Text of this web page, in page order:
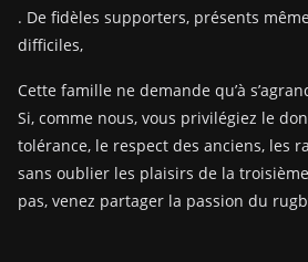
. De fidèles supporters, présents
difficiles,
Cette famille ne demande qu’à
Si, comme nous, vous privilégiez le
tolérance, le respect des anciens, les
sans oublier les plaisirs de la
pas, venez partager la passion du